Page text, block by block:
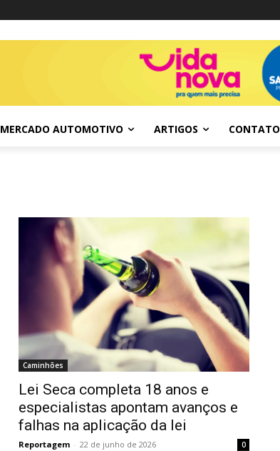
MERCADO AUTOMOTIVO ARTIGOS CONTATO
Caminhões
Lei Seca completa 18 anos e
especialistas apontam avanços e
falhas na aplicação da lei
Reportagem - 22 de junho de 2026 0